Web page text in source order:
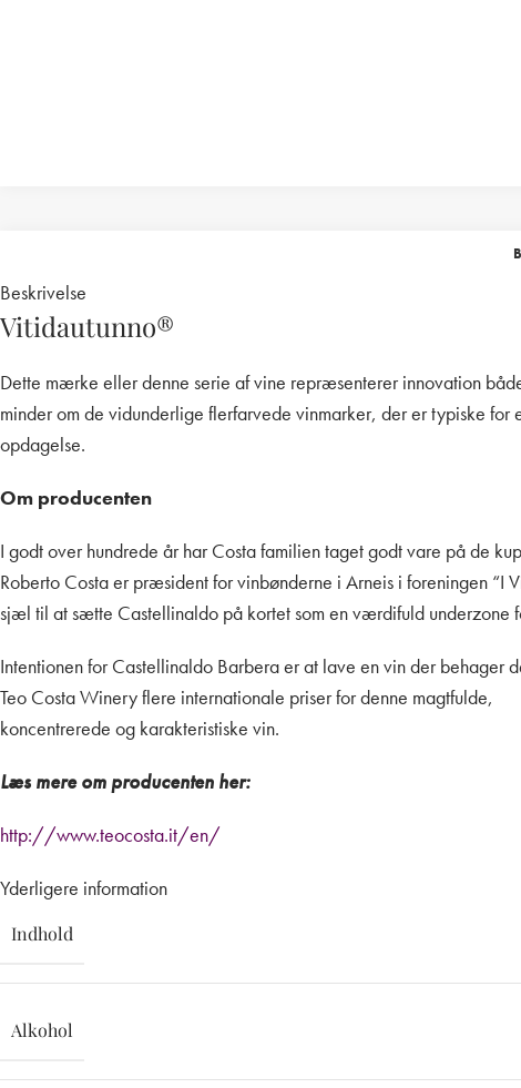
Beskrivelse
Vitidautunno®
Dette mærke eller denne serie af vine repræsenterer innovation
minder om de vidunderlige flerfarvede vinmarker, der er typiske
opdagelse.
Om producenten
I godt over hundrede år har Costa familien taget godt vare på de
Roberto Costa er præsident for vinbønderne i Arneis i foreningen “I
sjæl til at sætte Castellinaldo på kortet som en værdifuld underzone
Intentionen for Castellinaldo Barbera er at lave en vin der behager
Teo Costa Winery flere internationale priser for denne magtfulde,
koncentrerede og karakteristiske vin.
Læs mere om producenten her:
http://www.teocosta.it/en/
Yderligere information
Indhold
Alkohol